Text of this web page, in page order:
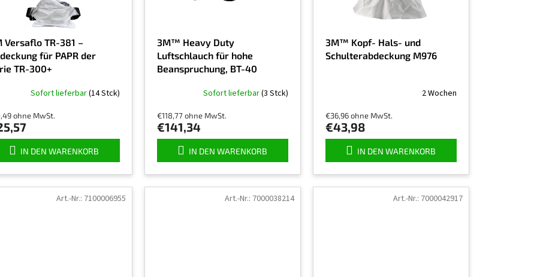
Versaflo TR-381 –
für PAPR der
TR-300+
Sofort lieferbar(14 Stck)
ohne MwSt.
IN DEN WARENKORB
3M™ Heavy Duty
Luftschlauch für hohe
Beanspruchung, BT-40
Sofort lieferbar(3 Stck)
€118,77 ohne MwSt.
€141,34
IN DEN WARENKORB
3M™ Kopf- Hals- und
Schulterabdeckung M976
2 Wochen
€36,96 ohne MwSt.
€43,98
IN DEN WARENKORB
Art.-Nr.: 7100006955 Art.-Nr.: 7000038214 Art.-Nr.: 7000042917